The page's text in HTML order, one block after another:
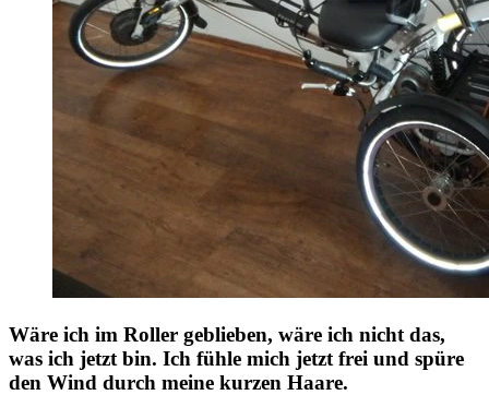
Wäre ich im Roller geblieben, wäre ich nicht das,
was ich jetzt bin. Ich fühle mich jetzt frei und spüre
den Wind durch meine kurzen Haare.